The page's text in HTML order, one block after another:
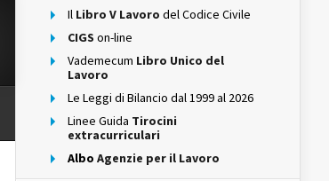
Il Libro V Lavoro del Codice Civile
CIGS on-line
Vademecum Libro Unico del
Lavoro
Le Leggi di Bilancio dal 1999 al 2026
Linee Guida Tirocini
extracurriculari
Albo Agenzie per il Lavoro